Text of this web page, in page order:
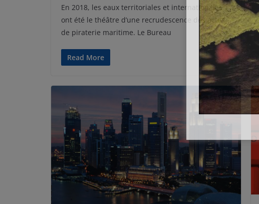
En 2018, les eaux territoriales et internationales
ont été le théâtre d’une recrudescence des actes
de piraterie maritime. Le Bureau
Read More